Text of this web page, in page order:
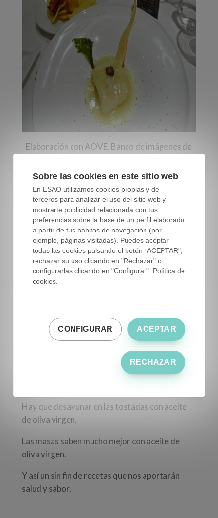
Elaboración con AOVE. Banco de imágenes de
Cuando aprendemos a cocinar con aceite de
oliva virgen, y tomamos consciencia, además de
lo que nos aporta en palatabilidad o aromas, y
también en salud, entendemos lo importante
que es su utilización, a la vez que empezamos a
aprender a desplazar al resto de grasas no
saludables y que no nos aportan sensorialmente
Hay que aprender a elaborar magdalenas con
aceite de oliva virgen.
Hay que hacer los asados con aceite de oliva
Hay que desayunar en las tostadas con aceite
de oliva virgen.
Las masas saben mucho mejor con aceite de
oliva virgen.
Y así un sin fin de recetas que nos aportarán
salud y sabor.
Sobre las cookies en este sitio web
En ESAO utilizamos cookies propias y de
terceros para analizar el uso del sitio web y
mostrarte publicidad relacionada con tus
preferencias sobre la base de un perfil elaborado
a partir de tus hábitos de navegación (por
ejemplo, páginas visitadas). Puedes aceptar
todas las cookies pulsando el botón “ACEPTAR",
rechazar su uso clicando en "Rechazar" o
configurarlas clicando en "Configurar". Política de
cookies.
ACEPTAR
CONFIGURAR
RECHAZAR